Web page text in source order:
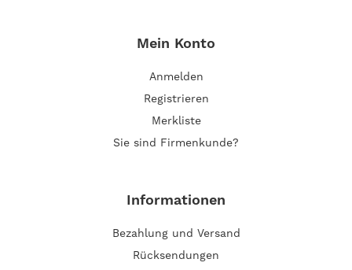
Mein Konto
Anmelden
Registrieren
Merkliste
Sie sind Firmenkunde?
Informationen
Bezahlung und Versand
Rücksendungen